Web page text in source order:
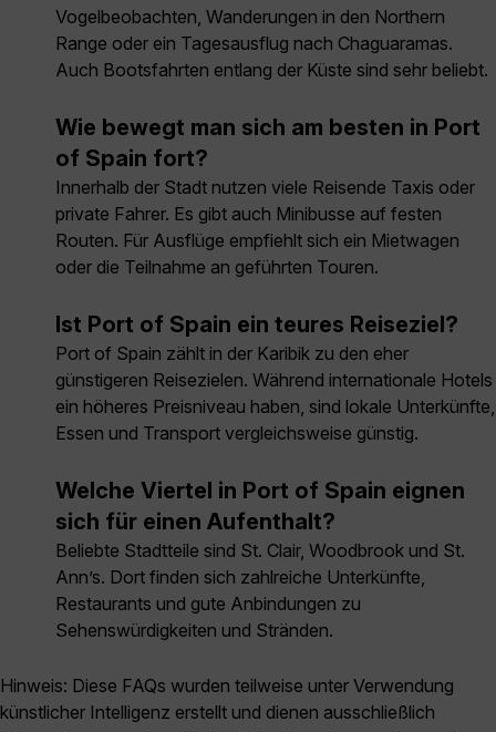
Vogelbeobachten, Wanderungen in den Northern
Range oder ein Tagesausflug nach Chaguaramas.
Auch Bootsfahrten entlang der Küste sind sehr beliebt.
Wie bewegt man sich am besten in Port
of Spain fort?
Innerhalb der Stadt nutzen viele Reisende Taxis oder
private Fahrer. Es gibt auch Minibusse auf festen
Routen. Für Ausflüge empfiehlt sich ein Mietwagen
oder die Teilnahme an geführten Touren.
Ist Port of Spain ein teures Reiseziel?
Port of Spain zählt in der Karibik zu den eher
günstigeren Reisezielen. Während internationale Hotels
ein höheres Preisniveau haben, sind lokale Unterkünfte,
Essen und Transport vergleichsweise günstig.
Welche Viertel in Port of Spain eignen
sich für einen Aufenthalt?
Beliebte Stadtteile sind St. Clair, Woodbrook und St.
Ann’s. Dort finden sich zahlreiche Unterkünfte,
Restaurants und gute Anbindungen zu
Sehenswürdigkeiten und Stränden.
Hinweis: Diese FAQs wurden teilweise unter Verwendung
künstlicher Intelligenz erstellt und dienen ausschließlich